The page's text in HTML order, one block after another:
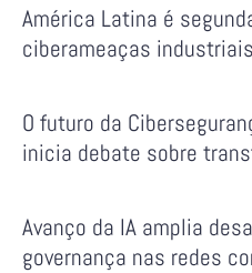
América Latina é
ciberameaças industriais
O futuro da
inicia debate sobre
Avanço da IA amplia
governança nas redes